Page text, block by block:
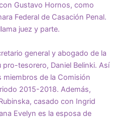
Gustavo Hornos, como
Federal de Casación Penal.
juez y parte.
general y abogado de la
pro-tesorero, Daniel Belinki. Así
miembros de la Comisión
2015-2018. Además,
casado con Ingrid
Evelyn es la esposa de